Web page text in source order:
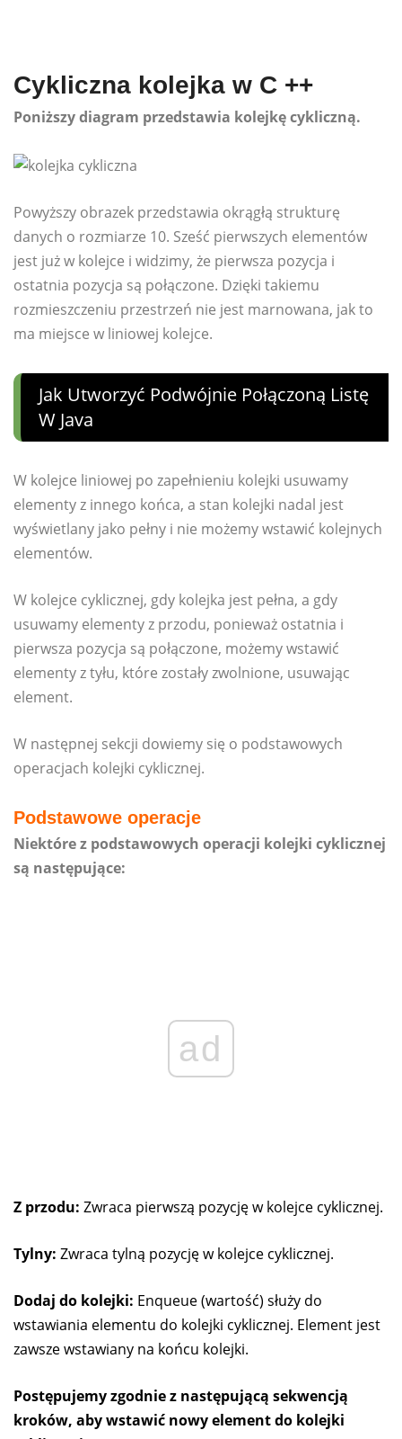
Cykliczna kolejka w C ++
Poniższy diagram przedstawia kolejkę cykliczną.
Powyższy obrazek przedstawia okrągłą strukturę
danych o rozmiarze 10. Sześć pierwszych elementów
jest już w kolejce i widzimy, że pierwsza pozycja i
ostatnia pozycja są połączone. Dzięki takiemu
rozmieszczeniu przestrzeń nie jest marnowana, jak to
ma miejsce w liniowej kolejce.
Jak Utworzyć Podwójnie Połączoną Listę
W Java
W kolejce liniowej po zapełnieniu kolejki usuwamy
elementy z innego końca, a stan kolejki nadal jest
wyświetlany jako pełny i nie możemy wstawić kolejnych
elementów.
W kolejce cyklicznej, gdy kolejka jest pełna, a gdy
usuwamy elementy z przodu, ponieważ ostatnia i
pierwsza pozycja są połączone, możemy wstawić
elementy z tyłu, które zostały zwolnione, usuwając
element.
W następnej sekcji dowiemy się o podstawowych
operacjach kolejki cyklicznej.
Podstawowe operacje
Niektóre z podstawowych operacji kolejki cyklicznej
są następujące:
ad
Z przodu: Zwraca pierwszą pozycję w kolejce cyklicznej.
Tylny: Zwraca tylną pozycję w kolejce cyklicznej.
Dodaj do kolejki: Enqueue (wartość) służy do
wstawiania elementu do kolejki cyklicznej. Element jest
zawsze wstawiany na końcu kolejki.
Postępujemy zgodnie z następującą sekwencją
kroków, aby wstawić nowy element do kolejki